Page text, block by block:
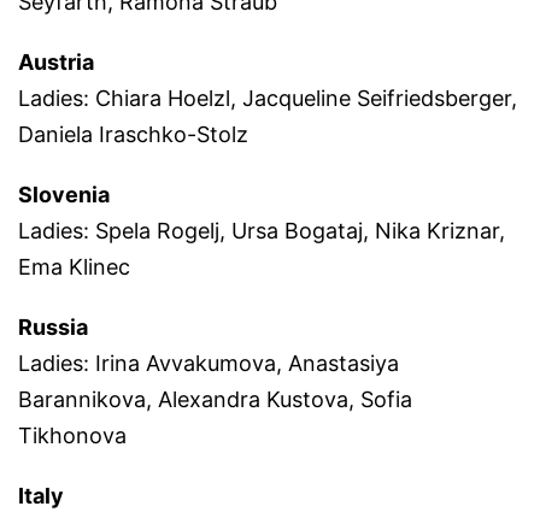
Austria
Ladies: Chiara Hoelzl, Jacqueline Seifriedsberger,
Daniela Iraschko-Stolz
Slovenia
Ladies: Spela Rogelj, Ursa Bogataj, Nika Kriznar,
Ema Klinec
Russia
Ladies: Irina Avvakumova, Anastasiya
Barannikova, Alexandra Kustova, Sofia
Tikhonova
Italy